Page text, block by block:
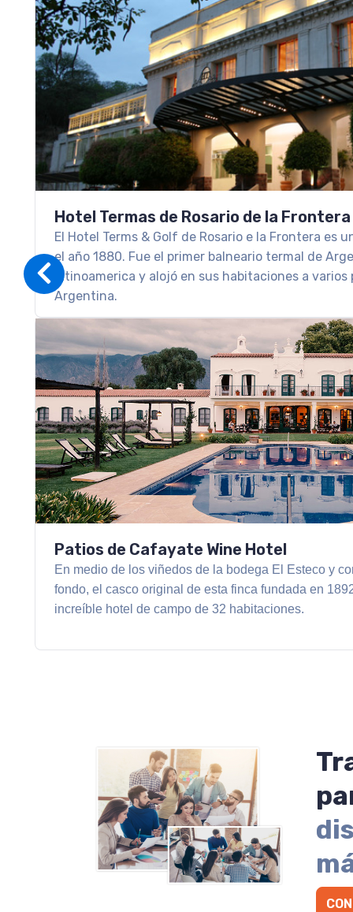
Hotel Termas de Rosario de la Frontera
El Hotel Terms & Golf de Rosario e la Frontera es
el año 1880. Fue el primer balneario termal de
latinoamerica y alojó en sus habitaciones a
Argentina.
Patios de Cafayate Wine Hotel
En medio de los viñedos de la bodega El Esteco y
fondo, el casco original de esta finca fundada en
increíble hotel de campo de 32 habitaciones.